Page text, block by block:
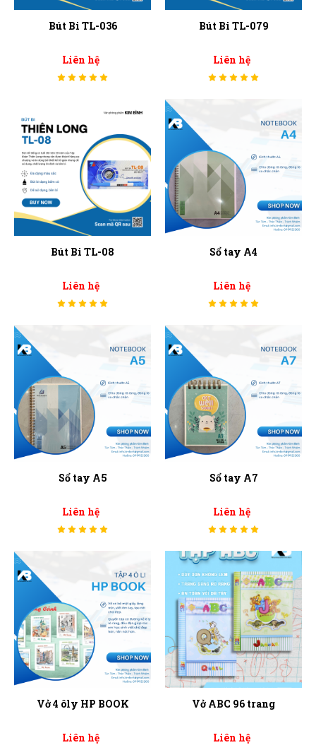
Bút Bi TL-036
Liên hệ
Bút Bi TL-079
Liên hệ
Bút Bi TL-08
Liên hệ
Sổ tay A4
Liên hệ
Sổ tay A5
Liên hệ
Sổ tay A7
Liên hệ
Vở 4 ôly HP BOOK
Liên hệ
Vở ABC 96 trang
Liên hệ